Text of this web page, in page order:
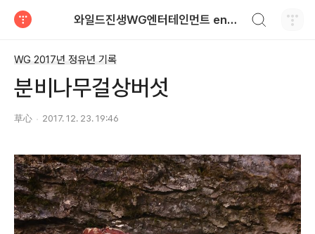
와일드진생WG엔터테인먼트 entertainment
WG 2017년 정유년 기록
분비나무걸상버섯
草心 2017. 12. 23. 19:46